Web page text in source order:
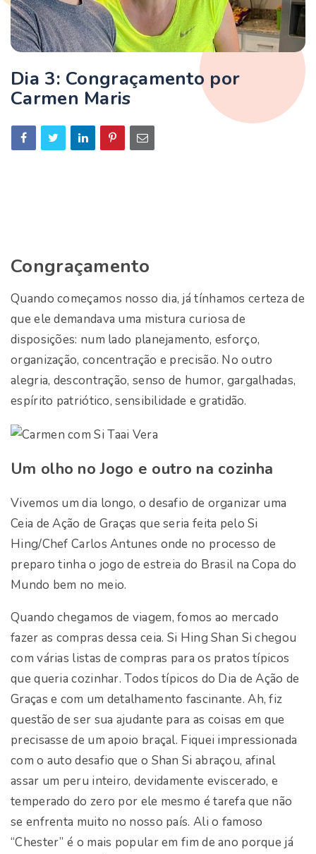
Dia 3: Congraçamento por
Carmen Maris
Congraçamento
Quando começamos nosso dia, já tínhamos certeza de
que ele demandava uma mistura curiosa de
disposições: num lado planejamento, esforço,
organização, concentração e precisão. No outro
alegria, descontração, senso de humor, gargalhadas,
espírito patriótico, sensibilidade e gratidão.
Um olho no Jogo e outro na cozinha
Vivemos um dia longo, o desafio de organizar uma
Ceia de Ação de Graças que seria feita pelo Si
Hing/Chef Carlos Antunes onde no processo de
preparo tinha o jogo de estreia do Brasil na Copa do
Mundo bem no meio.
Quando chegamos de viagem, fomos ao mercado
fazer as compras dessa ceia. Si Hing Shan Si chegou
com várias listas de compras para os pratos típicos
que queria cozinhar. Todos típicos do Dia de Ação de
Graças e com um detalhamento fascinante. Ah, fiz
questão de ser sua ajudante para as coisas em que
precisasse de um apoio braçal. Fiquei impressionada
com o auto desafio que o Shan Si abraçou, afinal
assar um peru inteiro, devidamente eviscerado, e
temperado do zero por ele mesmo é tarefa que não
se enfrenta muito no nosso país. Ali o famoso
“Chester” é o mais popular em fim de ano porque já